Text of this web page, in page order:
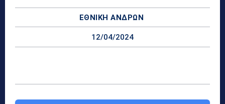
ΕΘΝΙΚΉ ΑΝΔΡΏΝ
12/04/2024